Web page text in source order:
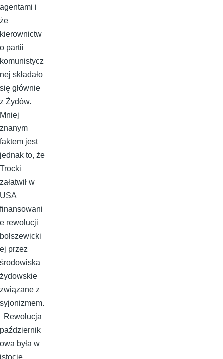
agentami i
że
kierownictw
o partii
komunistycz
nej składało
się głównie
z Żydów.
Mniej
znanym
faktem jest
jednak to, że
Trocki
załatwił w
USA
finansowani
e rewolucji
bolszewicki
ej przez
środowiska
żydowskie
związane z
syjonizmem.
Rewolucja
październik
owa była w
istocie